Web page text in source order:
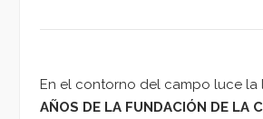
En el contorno del campo luce la
AÑOS DE LA FUNDACIÓN DE LA